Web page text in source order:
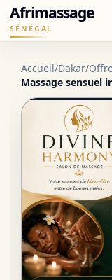
Afrimassage
SÉNÉGAL
Accueil/Dakar/
Massage sensuel